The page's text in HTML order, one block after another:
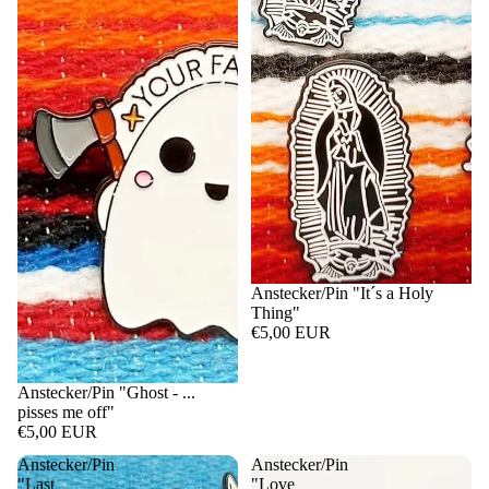
Anstecker/Pin "Ghost - ...
pisses me off"
€5,00 EUR
Anstecker/Pin "It´s a Holy
Thing"
€5,00 EUR
Anstecker/Pin
"Last
Anstecker/Pin
"Love